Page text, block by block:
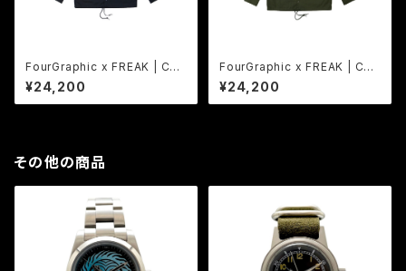
FourGraphic x FREAK | COL
LABORATION Jacket BK
¥24,200
FourGraphic x FREAK | COL
LABORATION Jacket OD
¥24,200
その他の商品